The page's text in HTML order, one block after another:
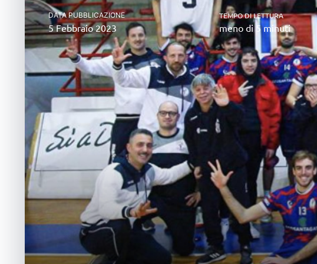
DATA PUBBLICAZIONE
5 Febbraio 2023
TEMPO DI LETTURA
meno di 5 minuti